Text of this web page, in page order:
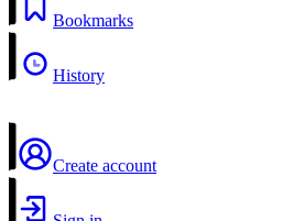
Bookmarks
History
Create account